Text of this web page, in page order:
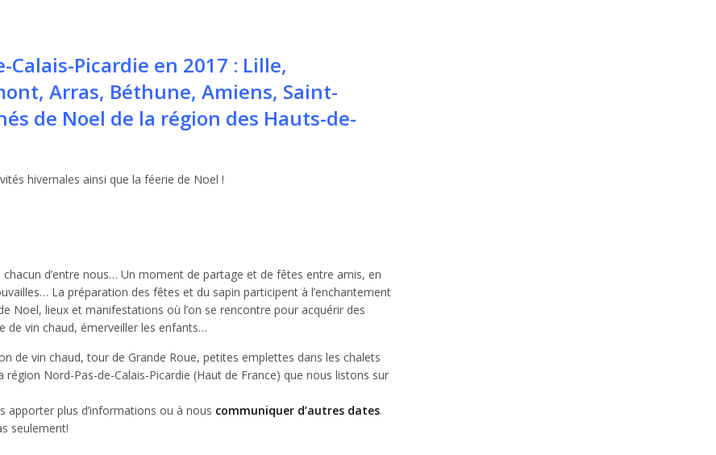
Calais-Picardie en 2017 : Lille,
Arras, Béthune, Amiens, Saint-
de Noel de la région des Hauts-de-
hivernales ainsi que la féerie de Noel !
chacun d’entre nous… Un moment de partage et de fêtes entre amis, en
La préparation des fêtes et du sapin participent à l’enchantement
Noel, lieux et manifestations où l’on se rencontre pour acquérir des
de vin chaud, émerveiller les enfants…
de vin chaud, tour de Grande Roue, petites emplettes dans les chalets
Nord-Pas-de-Calais-Picardie (Haut de France) que nous listons sur
apporter plus d’informations ou à nous communiquer d’autres dates.
seulement!